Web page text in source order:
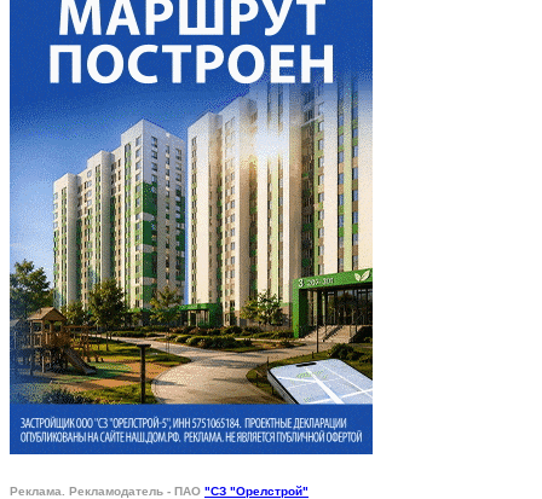
Реклама. Рекламодатель - ПАО "СЗ "Орелстрой"